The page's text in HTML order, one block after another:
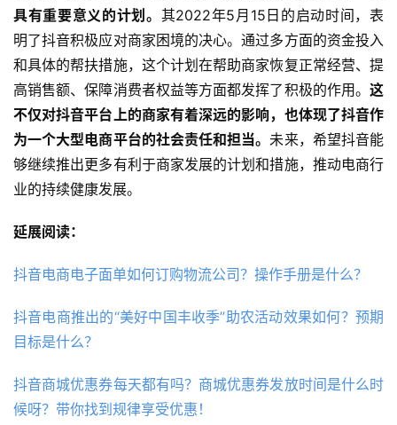
具有重要意义的计划。 其2022年5月15日的启动时间，表
明了抖音积极应对商家困境的决心。通过多方面的资金投入
和具体的帮扶措施，这个计划在帮助商家恢复正常经营、提
高销售额、保障消费者权益等方面都发挥了积极的作用。 这
不仅对抖音平台上的商家有着深远的影响，也体现了抖音作
为一个大型电商平台的社会责任和担当。 未来，希望抖音能
够继续推出更多有利于商家发展的计划和措施，推动电商行
业的持续健康发展。
延展阅读：
抖音电商电子面单如何订购物流公司？操作手册是什么？
抖音电商推出的“美好中国丰收季”助农活动效果如何？预期
目标是什么？
抖音商城优惠券每天都有吗？商城优惠券发放时间是什么时
候呀？带你找到规律享受优惠！